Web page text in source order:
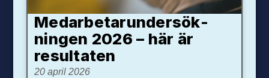
Medarbetar­under­sök­
ningen 2026 – här är
resultaten
20 april 2026